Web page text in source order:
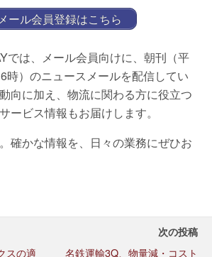
ール会員登録はこちら
では、メール会員向けに、朝刊（平
時）のニュースメールを配信してい
向に加え、物流に関わる方に役立つ
ービス情報もお届けします。
確かな情報を、日々の業務にぜひお
スの適
次の投稿
名鉄運輸3Q、物量減・コスト